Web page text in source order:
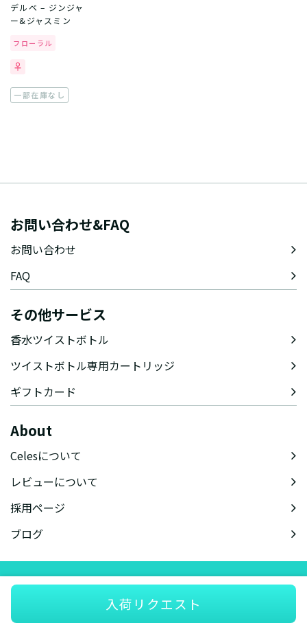
入荷リクエスト
デルベ – ジンジャ
ー&ジャスミン
フローラル
一部在庫なし
お問い合わせ&FAQ
お問い合わせ
FAQ
その他サービス
香水ツイストボトル
ツイストボトル専用カートリッジ
ギフトカード
About
Celesについて
レビューについて
採用ページ
ブログ
会社概要特定商取引法に基づく表記会員規約プライバシーポリシー